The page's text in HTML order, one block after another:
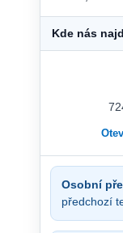
Kde nás
Osobní
předchozí